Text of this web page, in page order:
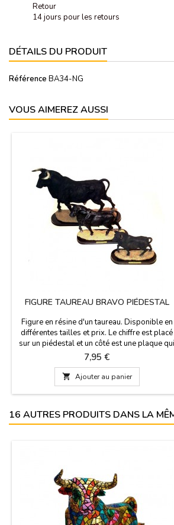
Retour
14 jours pour les retours
DÉTAILS DU PRODUIT
Référence BA34-NG
VOUS AIMEREZ AUSSI
FIGURE TAUREAU BRAVO PIÉDESTAL
Figure en résine d'un taureau. Disponible en
différentes tailles et prix. Le chiffre est placé
sur un piédestal et un côté est une plaque qui
dit "España". Souvenir idéal de notre pays ou
gagnant du concours.Dimensions: - Petit: 12 x
5 cm (hauteur 10 cm) - Medium: 15 x 6 cm
(hauteur 12 cm) - Large: 20 x 7 cm (hauteur
16 cm) - Très grand: 30 x 11 cm...
Prix
7,95 €
 Ajouter au panier
16 AUTRES PRODUITS DANS LA